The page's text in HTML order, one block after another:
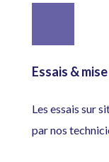
Essais &
Les essais sur
par nos